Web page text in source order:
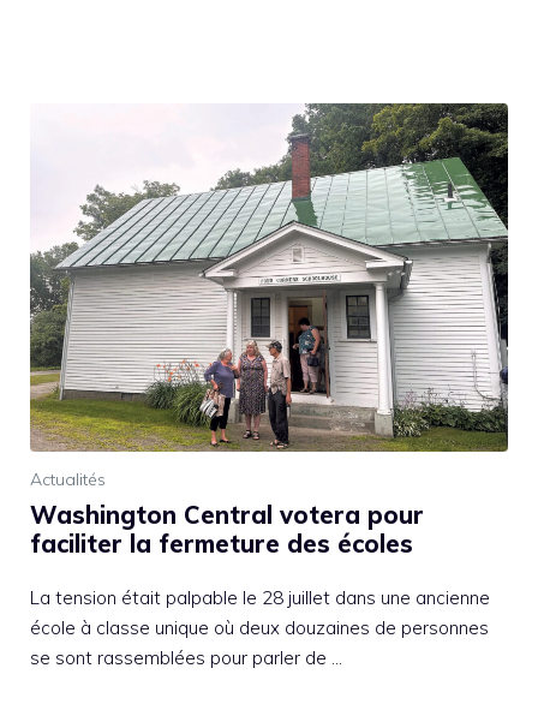
Actualités
Washington Central votera pour
faciliter la fermeture des écoles
La tension était palpable le 28 juillet dans une ancienne
école à classe unique où deux douzaines de personnes
se sont rassemblées pour parler de …